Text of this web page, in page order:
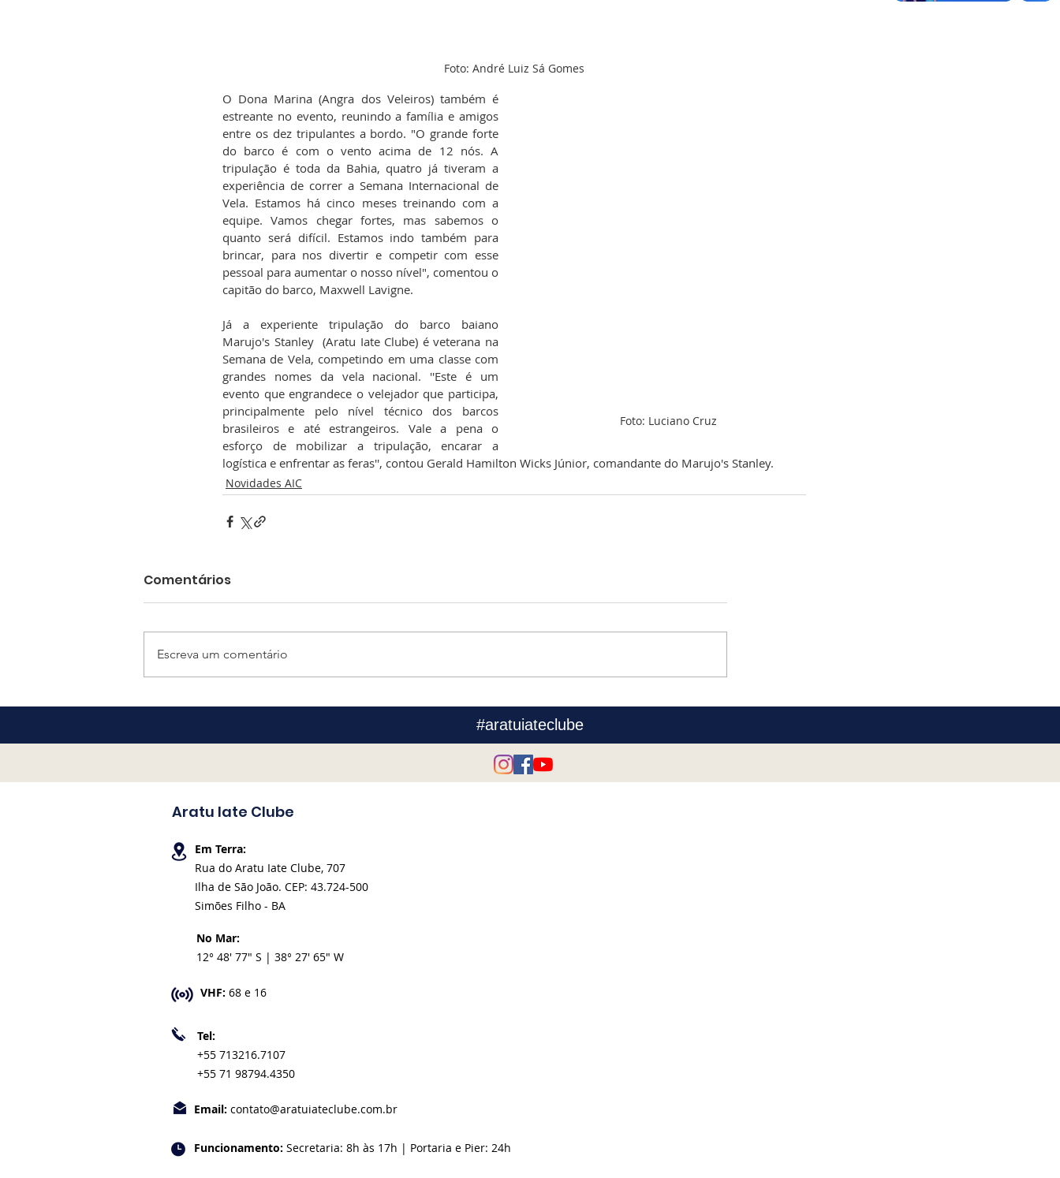
Foto: André Luiz Sá Gomes
Foto: Luciano Cruz
O Dona Marina (Angra dos Veleiros) também é
estreante no evento, reunindo a família e amigos
entre os dez tripulantes a bordo. "O grande forte
do barco é com o vento acima de 12 nós. A
tripulação é toda da Bahia, quatro já tiveram a
experiência de correr a Semana Internacional de
Vela. Estamos há cinco meses treinando com a
equipe. Vamos chegar fortes, mas sabemos o
quanto será difícil. Estamos indo também para
brincar, para nos divertir e competir com esse
pessoal para aumentar o nosso nível", comentou o
capitão do barco, Maxwell Lavigne.
Já a experiente tripulação do barco baiano
Marujo's Stanley  (Aratu Iate Clube) é veterana na
Semana de Vela, competindo em uma classe com
grandes nomes da vela nacional. ''Este é um
evento que engrandece o velejador que participa,
principalmente pelo nível técnico dos barcos
brasileiros e até estrangeiros. Vale a pena o
esforço de mobilizar a tripulação, encarar a
logística e enfrentar as feras'', contou Gerald Hamilton Wicks Júnior, comandante do Marujo's Stanley.
Novidades AIC
Comentários
Escreva um comentário
#aratuiateclube
Aratu Iate Clube
Em Terra:
Rua do Aratu Iate Clube, 707
Ilha de São João. CEP: 43.724-500
Simões Filho - BA
No Mar:
12° 48' 77" S | 38° 27' 65" W
VHF: 68 e 16
Tel:
+55 713216.7107
+55 71 98794.4350
Email: contato@aratuiateclube.com.br
Funcionamento: Secretaria: 8h às 17h | Portaria e Pier: 24h